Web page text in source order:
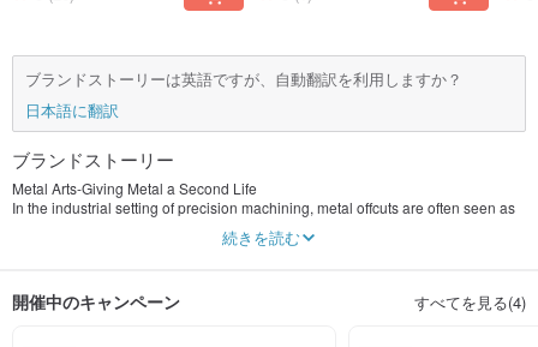
ブランドストーリーは英語ですが、自動翻訳を利用しますか？
日本語に翻訳
ブランドストーリー
Metal Arts-Giving Metal a Second Life
In the industrial setting of precision machining, metal offcuts are often seen as
unavoidable waste in the production process. However, these offcuts are not of
inferior quality; they are merely too small to fabricate large parts. Traditionally,
続きを読む
開催中のキャンペーン すべてを見る(4)